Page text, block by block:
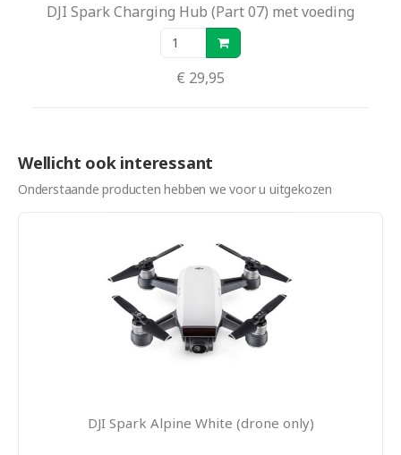
DJI Spark Charging Hub (Part 07) met voeding
€ 29,95
Wellicht ook interessant
Onderstaande producten hebben we voor u uitgekozen
DJI Spark Alpine White (drone only)